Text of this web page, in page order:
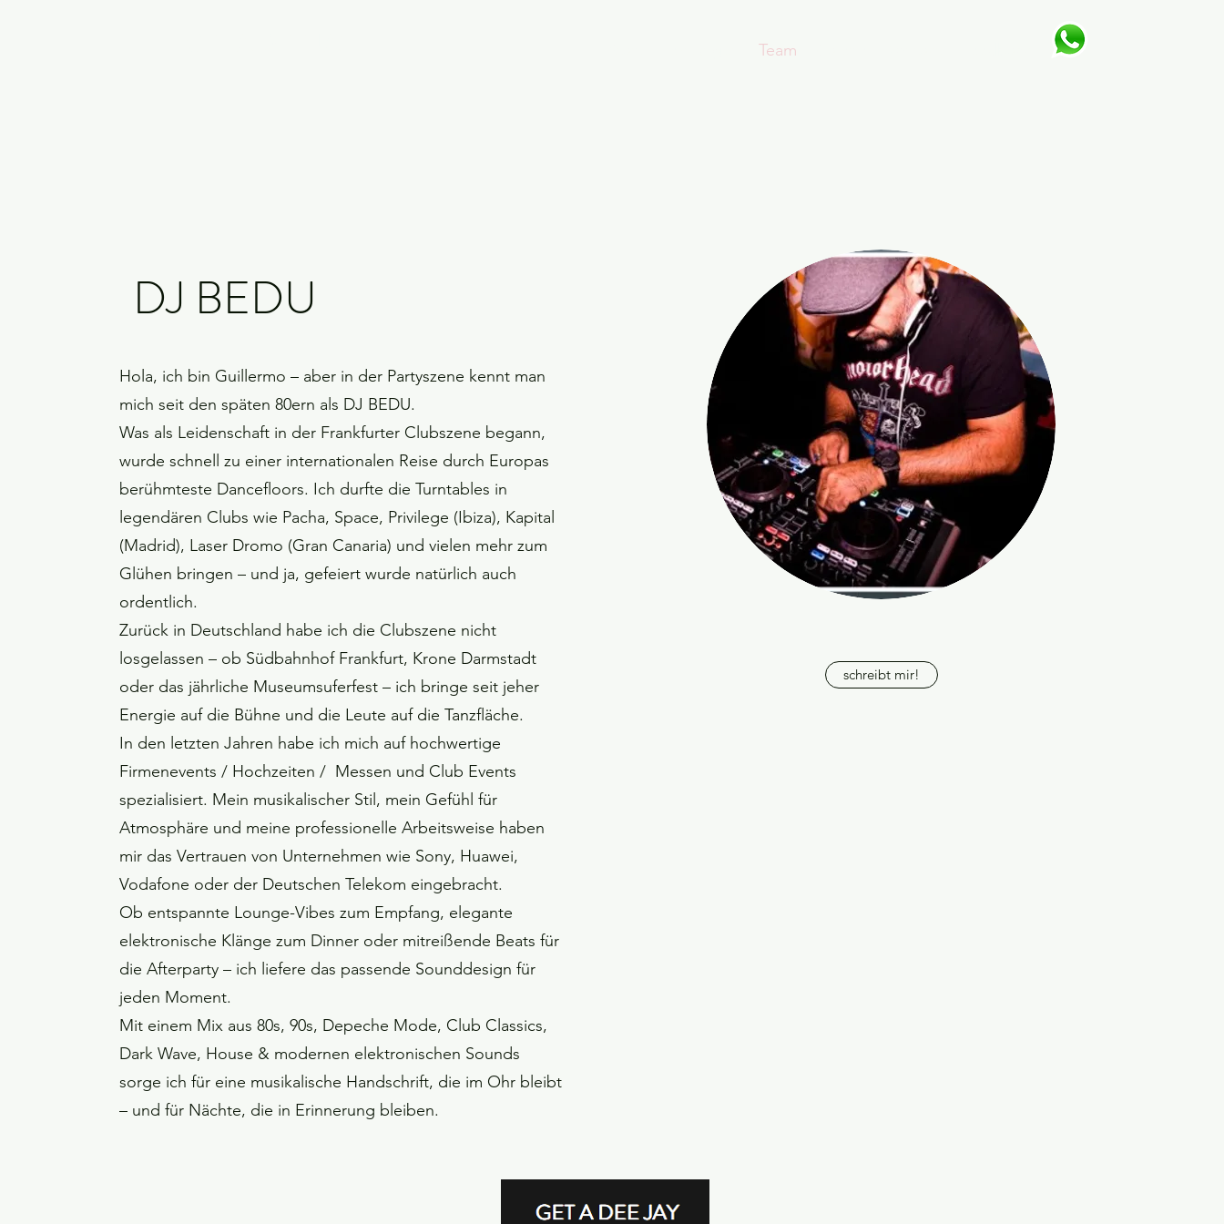
Team
DJ BEDU
Hola, ich bin Guillermo – aber in der Partyszene kennt man
mich seit den späten 80ern als DJ BEDU.
Was als Leidenschaft in der Frankfurter Clubszene begann,
wurde schnell zu einer internationalen Reise durch Europas
berühmteste Dancefloors. Ich durfte die Turntables in
legendären Clubs wie Pacha, Space, Privilege (Ibiza), Kapital
(Madrid), Laser Dromo (Gran Canaria) und vielen mehr zum
Glühen bringen – und ja, gefeiert wurde natürlich auch
ordentlich.
Zurück in Deutschland habe ich die Clubszene nicht
losgelassen – ob Südbahnhof Frankfurt, Krone Darmstadt
oder das jährliche Museumsuferfest – ich bringe seit jeher
Energie auf die Bühne und die Leute auf die Tanzfläche.
In den letzten Jahren habe ich mich auf hochwertige
Firmenevents / Hochzeiten / Messen und Club Events
spezialisiert. Mein musikalischer Stil, mein Gefühl für
Atmosphäre und meine professionelle Arbeitsweise haben
mir das Vertrauen von Unternehmen wie Sony, Huawei,
Vodafone oder der Deutschen Telekom eingebracht.
Ob entspannte Lounge-Vibes zum Empfang, elegante
elektronische Klänge zum Dinner oder mitreißende Beats für
die Afterparty – ich liefere das passende Sounddesign für
jeden Moment.
Mit einem Mix aus 80s, 90s, Depeche Mode, Club Classics,
Dark Wave, House & modernen elektronischen Sounds
sorge ich für eine musikalische Handschrift, die im Ohr bleibt
– und für Nächte, die in Erinnerung bleiben.
schreibt mir!